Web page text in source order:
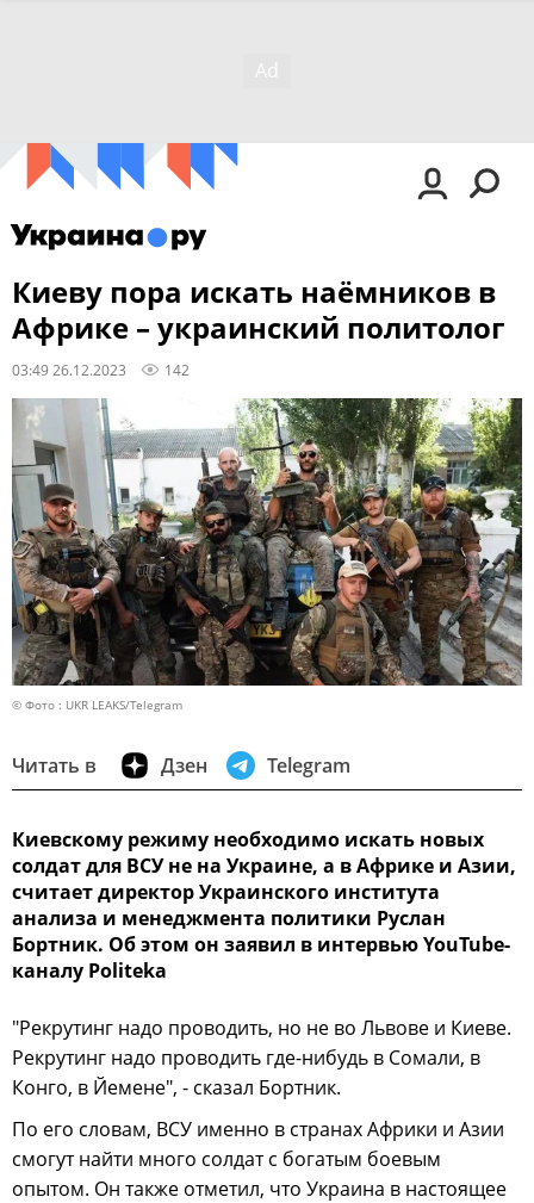
Киеву пора искать наёмников в
Африке – украинский политолог
03:49 26.12.2023 142
© Фото : UKR LEAKS/Telegram
Читать в Дзен Telegram
Киевскому режиму необходимо искать новых
солдат для ВСУ не на Украине, а в Африке и Азии,
считает директор Украинского института
анализа и менеджмента политики Руслан
Бортник. Об этом он заявил в интервью YouTube-
каналу Politeka
"Рекрутинг надо проводить, но не во Львове и Киеве.
Рекрутинг надо проводить где-нибудь в Сомали, в
Конго, в Йемене", - сказал Бортник.
По его словам, ВСУ именно в странах Африки и Азии
смогут найти много солдат с богатым боевым
опытом. Он также отметил, что Украина в настоящее